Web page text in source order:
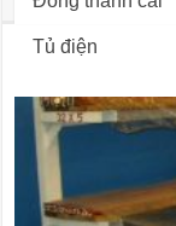
Tủ điện